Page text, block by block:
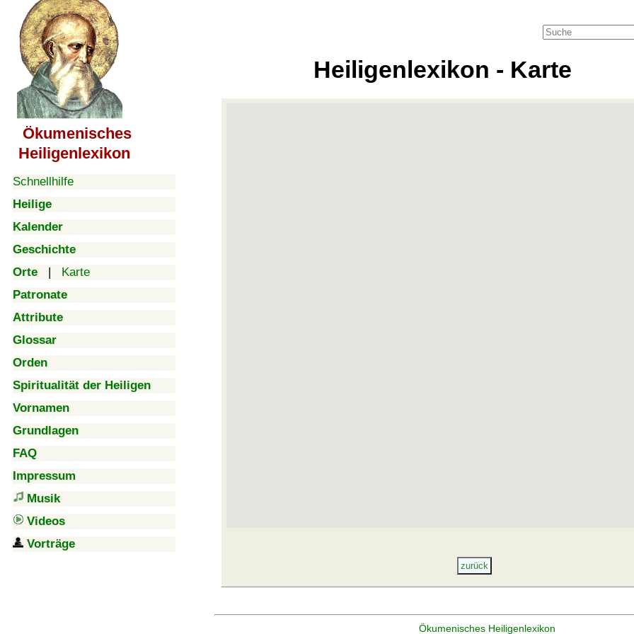
Ökumenisches
Heiligenlexikon
Schnellhilfe
Heilige
Kalender
Geschichte
Orte | Karte
Patronate
Attribute
Glossar
Orden
Spiritualität der Heiligen
Vornamen
Grundlagen
FAQ
Impressum
Musik
Videos
Vorträge
Heiligenlexikon - Karte
Ökumenisches Heiligenlexikon